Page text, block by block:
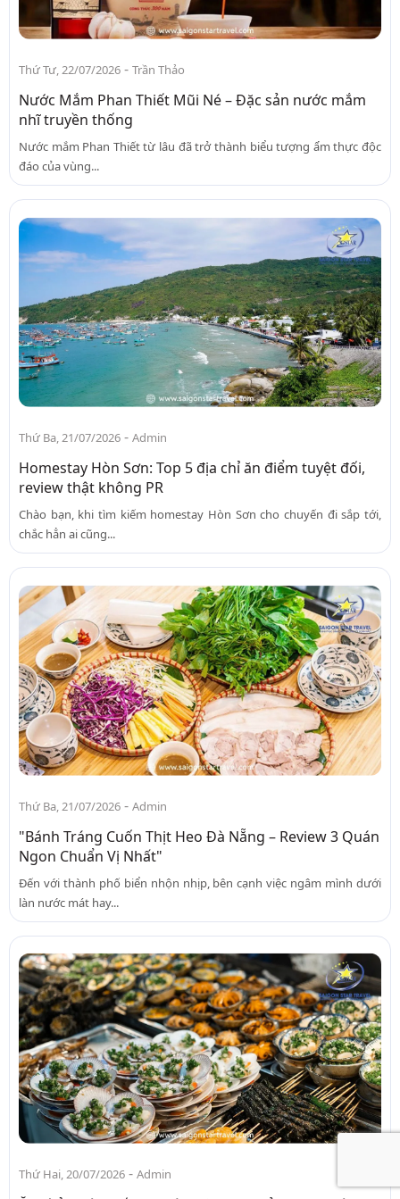
Thứ Tư, 22/07/2026 - Trần Thảo
Nước Mắm Phan Thiết Mũi Né – Đặc sản nước mắm
nhĩ truyền thống
Nước mắm Phan Thiết từ lâu đã trở thành biểu tượng ẩm thực độc
đáo của vùng...
Thứ Ba, 21/07/2026 - Admin
Homestay Hòn Sơn: Top 5 địa chỉ ăn điểm tuyệt đối,
review thật không PR
Chào bạn, khi tìm kiếm homestay Hòn Sơn cho chuyến đi sắp tới,
chắc hẳn ai cũng...
Thứ Ba, 21/07/2026 - Admin
"Bánh Tráng Cuốn Thịt Heo Đà Nẵng – Review 3 Quán
Ngon Chuẩn Vị Nhất"
Đến với thành phố biển nhộn nhịp, bên cạnh việc ngâm mình dưới
làn nước mát hay...
Thứ Hai, 20/07/2026 - Admin